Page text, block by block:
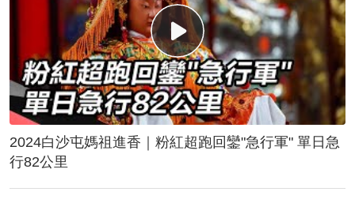
2024白沙屯媽祖進香｜粉紅超跑回鑾"急行軍" 單日急
行82公里